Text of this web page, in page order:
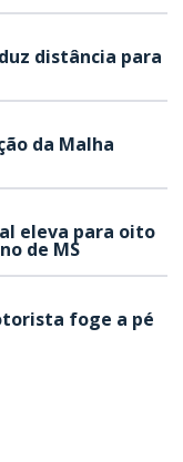
distância para
da Malha
eleva para oito
de MS
foge a pé